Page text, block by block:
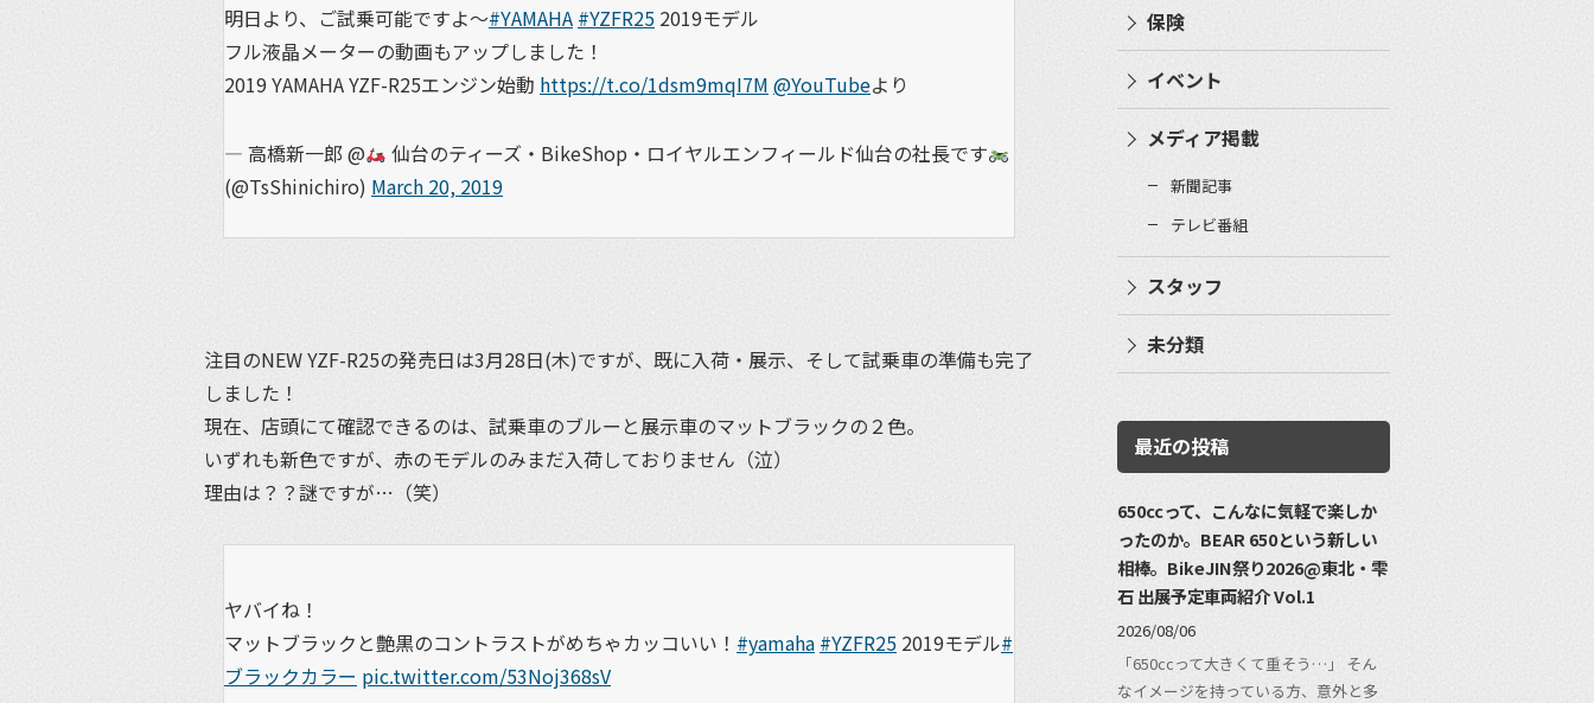
明日より、ご試乗可能ですよ〜#YAMAHA #YZFR25 2019モデル
フル液晶メーターの動画もアップしました！
2019 YAMAHA YZF-R25エンジン始動 https://t.co/1dsm9mqI7M @YouTubeより
— 高橋新一郎 @
仙台のティーズ・BikeShop・ロイヤルエンフィールド仙台の社長です
(@TsShinichiro) March 20, 2019
注目のNEW YZF-R25の発売日は3月28日(木)ですが、既に入荷・展示、そして試乗車の準備も完了
しました！
現在、店頭にて確認できるのは、試乗車のブルーと展示車のマットブラックの２色。
いずれも新色ですが、赤のモデルのみまだ入荷しておりません（泣）
理由は？？謎ですが…（笑）
ヤバイね！
マットブラックと艶黒のコントラストがめちゃカッコいい！ #yamaha #YZFR25 2019モデル#
ブラックカラー pic.twitter.com/53Noj368sV
保険
イベント
メディア掲載
新聞記事
テレビ番組
スタッフ
未分類
最近の投稿
650ccって、こんなに気軽で楽しか
ったのか。BEAR 650という新しい
相棒。BikeJIN祭り2026@東北・雫
石 出展予定車両紹介 Vol.1
2026/08/06
「650ccって大きくて重そう…」 そん
なイメージを持っている方、意外と多